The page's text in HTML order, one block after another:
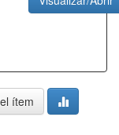
ítem